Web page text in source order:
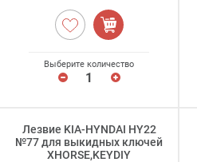
Выберите количество
Лезвие KIA-HYNDAI HY22
№77 для выкидных ключей
XHORSE,KEYDIY